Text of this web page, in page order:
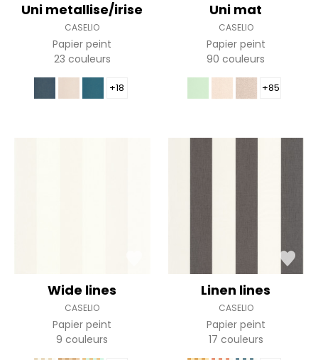
Uni metallise/irise
CASELIO
Papier peint
23 couleurs
+18
Uni mat
CASELIO
Papier peint
90 couleurs
+85
Wide lines
CASELIO
Papier peint
9 couleurs
Linen lines
CASELIO
Papier peint
17 couleurs